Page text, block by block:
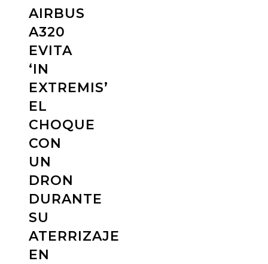
AIRBUS
A320
EVITA
‘IN
EXTREMIS’
EL
CHOQUE
CON
UN
DRON
DURANTE
SU
ATERRIZAJE
EN